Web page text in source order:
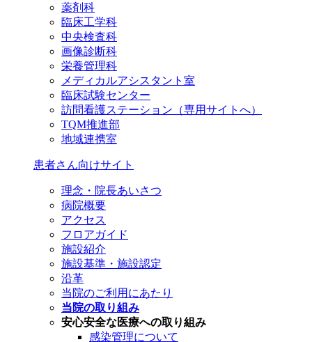
薬剤科
臨床工学科
中央検査科
画像診断科
栄養管理科
メディカルアシスタント室
臨床試験センター
訪問看護ステーション（専用サイトへ）
TQM推進部
地域連携室
患者さん向けサイト
理念・院長あいさつ
病院概要
アクセス
フロアガイド
施設紹介
施設基準・施設認定
沿革
当院のご利用にあたり
当院の取り組み
安心安全な医療への取り組み
感染管理について